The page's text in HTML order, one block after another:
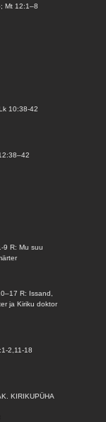
Mt 12:1–8
10:38-42
9 R: Mu suu
R: Issand,
ja Kiriku doktor
2,11-18
KIRIKUPÜHA